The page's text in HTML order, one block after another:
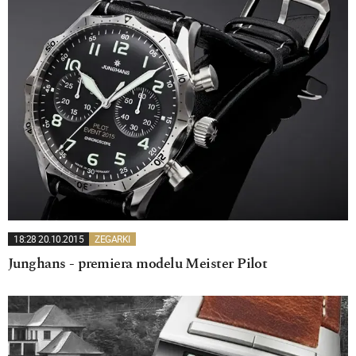
18:28 20.10.2015 ZEGARKI
Junghans - premiera modelu Meister Pilot